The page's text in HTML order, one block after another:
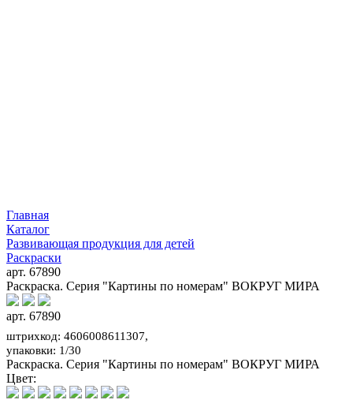
Главная
Каталог
Развивающая продукция для детей
Раскраски
арт. 67890
Раскраска. Серия "Картины по номерам" ВОКРУГ МИРА
арт. 67890
штрихкод: 4606008611307,
упаковки: 1/30
Раскраска. Серия "Картины по номерам" ВОКРУГ МИРА
Цвет: